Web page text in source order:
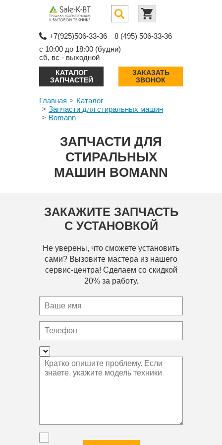
+7(925)506-33-36
8 (495) 506-33-36
с 10:00 до 18:00 (будни)
сб, вс - выходной
КАТАЛОГ
ЗАПЧАСТЕЙ
ЗАКАЗАТЬ
ЗВОНОК
Главная
Каталог
Запчасти для стиральных машин
Bomann
ЗАПЧАСТИ ДЛЯ
СТИРАЛЬНЫХ
МАШИН BOMANN
ЗАКАЖИТЕ ЗАПЧАСТЬ
С УСТАНОВКОЙ
Не уверены, что сможете установить
сами? Вызовите мастера из нашего
сервис-центра! Сделаем со скидкой
20% за работу.